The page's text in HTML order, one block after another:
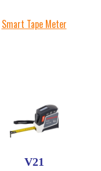
Smart Tape Meter
V21